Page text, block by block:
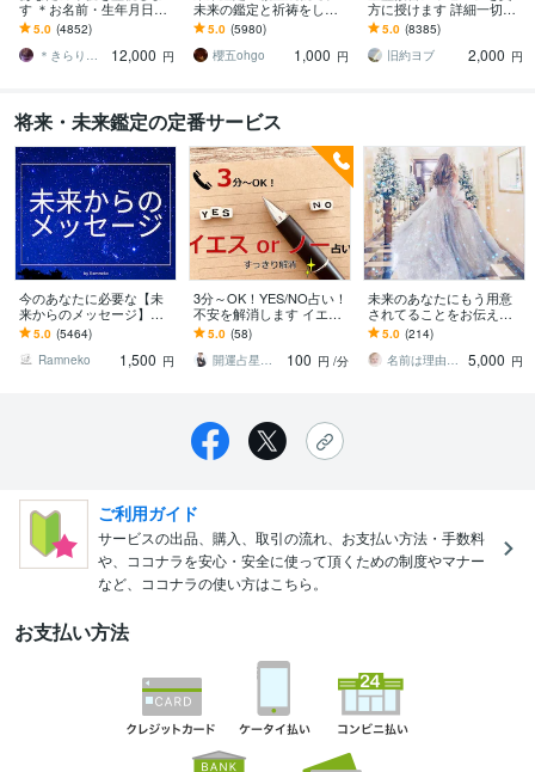
す ＊お名前・生年月日不
要・お写真のみで大丈夫
です＊
5.0 (4852)
＊きらりん＊
12,000 円
未来の鑑定と祈祷をしま
す 霊視による未来鑑定と
願望成就の祈祷セット
5.0 (5980)
櫻五ohgo
1,000 円
方に授けます 詳細一切聞
かずに霊的預言メッセー
ジを貴方にお伝え致しま
す。
5.0 (8385)
旧約ヨブ
2,000 円
将来・未来鑑定の定番サービス
今のあなたに必要な【未
来からのメッセージ】伝
えます 未来のあなたが
「今のあなた」に強く伝
えたいこととは！？
5.0 (5464)
Ramneko
1,500 円
3分～OK！YES/NO占い！
不安を解消します イエス
ノーの強弱もしっかりお
伝えします！スッキリ占
断♪
5.0 (58)
開運占星術師 那由多嶺
100 円 /分
未来のあなたにもう用意
されてることをお伝えし
ます しんどいばかりで疲
れたあなたへ、未来から
メッセージ届けます
5.0 (214)
名前は理由があり一旦削除しています。
5,000 円
ご利用ガイド
サービスの出品、購入、取引の流れ、お支払い方法・手数料
や、ココナラを安心・安全に使って頂くための制度やマナー
など、ココナラの使い方はこちら。
お支払い方法